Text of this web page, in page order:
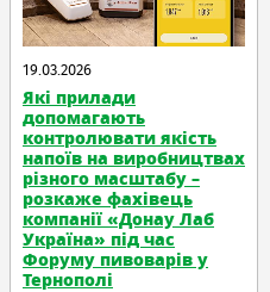
19.03.2026
Які прилади
допомагають
контролювати якість
напоїв на виробництвах
різного масштабу –
розкаже фахівець
компанії «Донау Лаб
Україна» під час
Форуму пивоварів у
Тернополі